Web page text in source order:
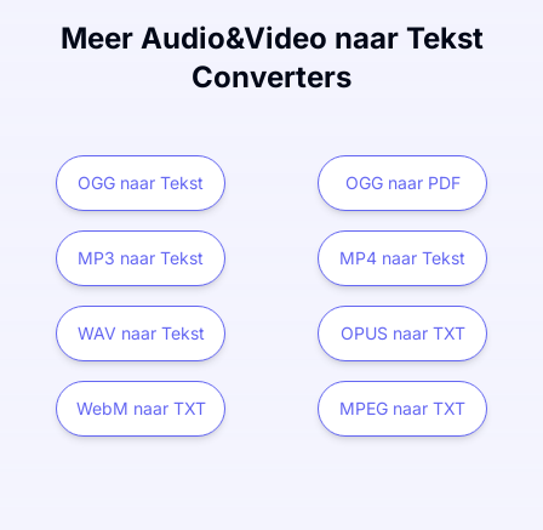
Meer Audio&Video naar Tekst
Converters
OGG naar Tekst OGG naar PDF
MP3 naar Tekst MP4 naar Tekst
WAV naar Tekst OPUS naar TXT
WebM naar TXT MPEG naar TXT